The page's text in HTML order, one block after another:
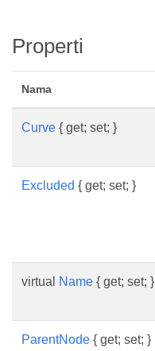
Properti
Nama
Curve { get; set; }
Excluded { get; set; }
virtual Name { get; set; }
ParentNode { get; set; }